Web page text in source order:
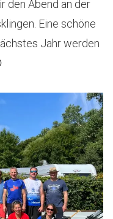
den Abend an der
Eine schöne
Jahr werden